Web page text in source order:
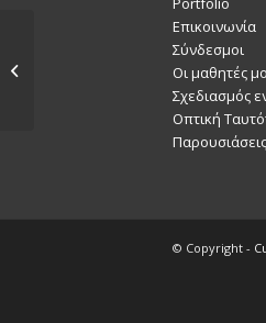
Επικοινωνία
Σύνδεσμοι
Οι μαθητές
Σχεδιασμός
Οπτική
Παρουσιάσεις
© Copyright -
Bershka on line shop